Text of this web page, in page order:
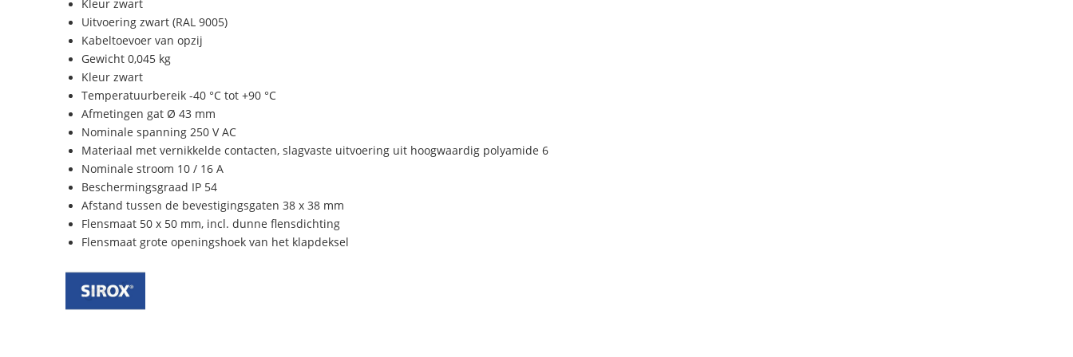
Kleur zwart
Uitvoering zwart (RAL 9005)
Kabeltoevoer van opzij
Gewicht 0,045 kg
Kleur zwart
Temperatuurbereik -40 °C tot +90 °C
Afmetingen gat Ø 43 mm
Nominale spanning 250 V AC
Materiaal met vernikkelde contacten, slagvaste uitvoering uit hoogwaardig polyamide 6
Nominale stroom 10 / 16 A
Beschermingsgraad IP 54
Afstand tussen de bevestigingsgaten 38 x 38 mm
Flensmaat 50 x 50 mm, incl. dunne flensdichting
Flensmaat grote openingshoek van het klapdeksel